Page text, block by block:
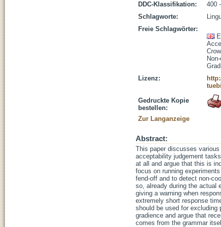
DDC-Klassifikation:
400
Schlagworte:
Freie Schlagwörter:
Lizenz:
Gedruckte Kopie
bestellen:
Zur Langanzeige
Abstract:
This paper discusses
acceptability judgement
at all and argue that this is
focus on running
fend-off and to detect non-
so, already during the actual
giving a warning when
extremely short response
should be used for
gradience and argue that
comes from the grammar